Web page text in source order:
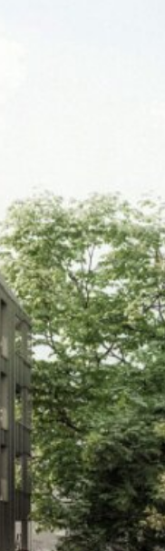
Fliesen, Parkett,
Personenaufzug,
geeignet,
veränderbar,
Getrennte